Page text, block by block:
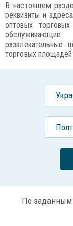
В настоящем
реквизиты и
оптовых
торговых площадей
По заданным